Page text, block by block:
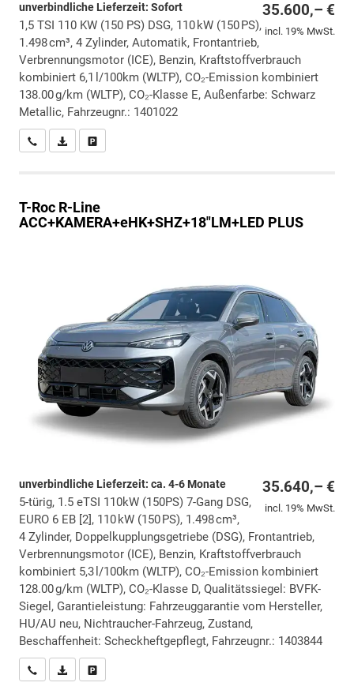
35.600,– €
incl. 19% MwSt.
unverbindliche Lieferzeit: Sofort
1,5 TSI 110 KW (150 PS) DSG, 110 kW (150 PS),
1.498 cm³, 4 Zylinder, Automatik, Frontantrieb,
Verbrennungsmotor (ICE), Benzin, Kraftstoffverbrauch
kombiniert 6,1 l/100km (WLTP), CO₂-Emission kombiniert
138.00 g/km (WLTP), CO₂-Klasse E, Außenfarbe: Schwarz
Metallic, Fahrzeugnr.: 1401022
Wir rufen Sie anPDF-Datei, Fahrzeugexposé drucken
T-Roc R-Line
ACC+KAMERA+eHK+SHZ+18"LM+LED PLUS
35.640,– €
incl. 19% MwSt.
unverbindliche Lieferzeit: ca. 4-6 Monate
5-türig, 1.5 eTSI 110kW (150PS) 7-Gang DSG,
EURO 6 EB [2], 110 kW (150 PS), 1.498 cm³,
4 Zylinder, Doppelkupplungsgetriebe (DSG), Frontantrieb,
Verbrennungsmotor (ICE), Benzin, Kraftstoffverbrauch
kombiniert 5,3 l/100km (WLTP), CO₂-Emission kombiniert
128.00 g/km (WLTP), CO₂-Klasse D, Qualitätssiegel: BVFK-
Siegel, Garantieleistung: Fahrzeuggarantie vom Hersteller,
HU/AU neu, Nichtraucher-Fahrzeug, Zustand,
Beschaffenheit: Scheckheftgepflegt, Fahrzeugnr.: 1403844
Wir rufen Sie anPDF-Datei, Fahrzeugexposé drucken